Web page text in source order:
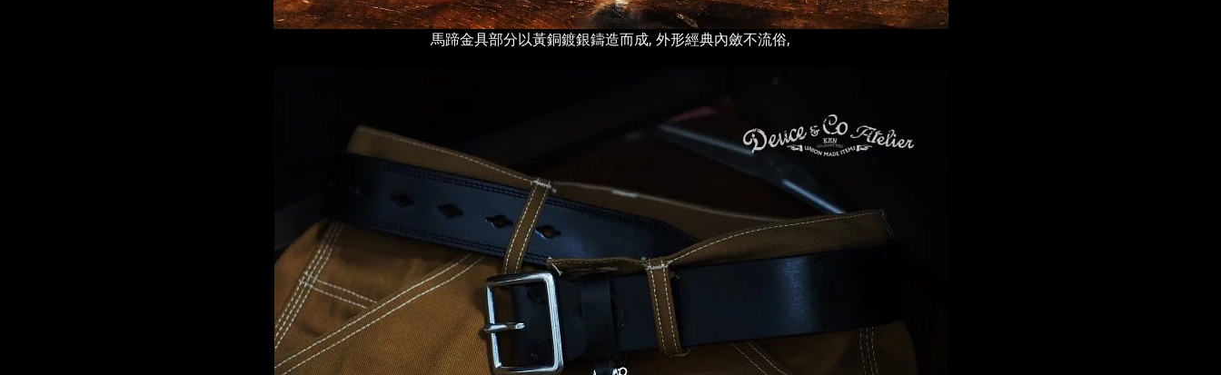
馬蹄金具部分以黃銅鍍銀鑄造而成, 外形經典內斂不流俗,